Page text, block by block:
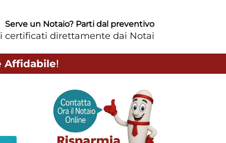
Serve un Notaio? Parti dal preventivo
certificati direttamente dai Notai
Affidabile!